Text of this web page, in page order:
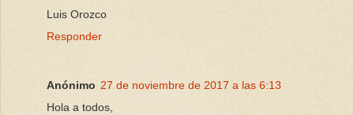
Luis Orozco
Responder
Anónimo 27 de noviembre de 2017 a las 6:13
Hola a todos,